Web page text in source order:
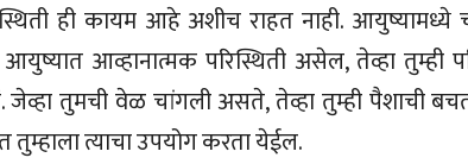
ही कायम आहे अशीच राहत नाही.
आव्हानात्मक परिस्थिती असेल, तेव्हा तुम्ही
तुमची वेळ चांगली असते, तेव्हा तुम्ही पैशाची
त्याचा उपयोग करता येईल.